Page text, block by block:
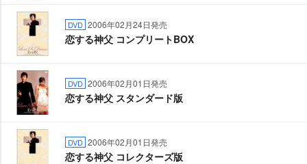
DVD 2006年02月24日発売
恋する神父 コンプリートBOX
DVD 2006年02月01日発売
恋する神父 スタンダード版
DVD 2006年02月01日発売
恋する神父 コレクターズ版